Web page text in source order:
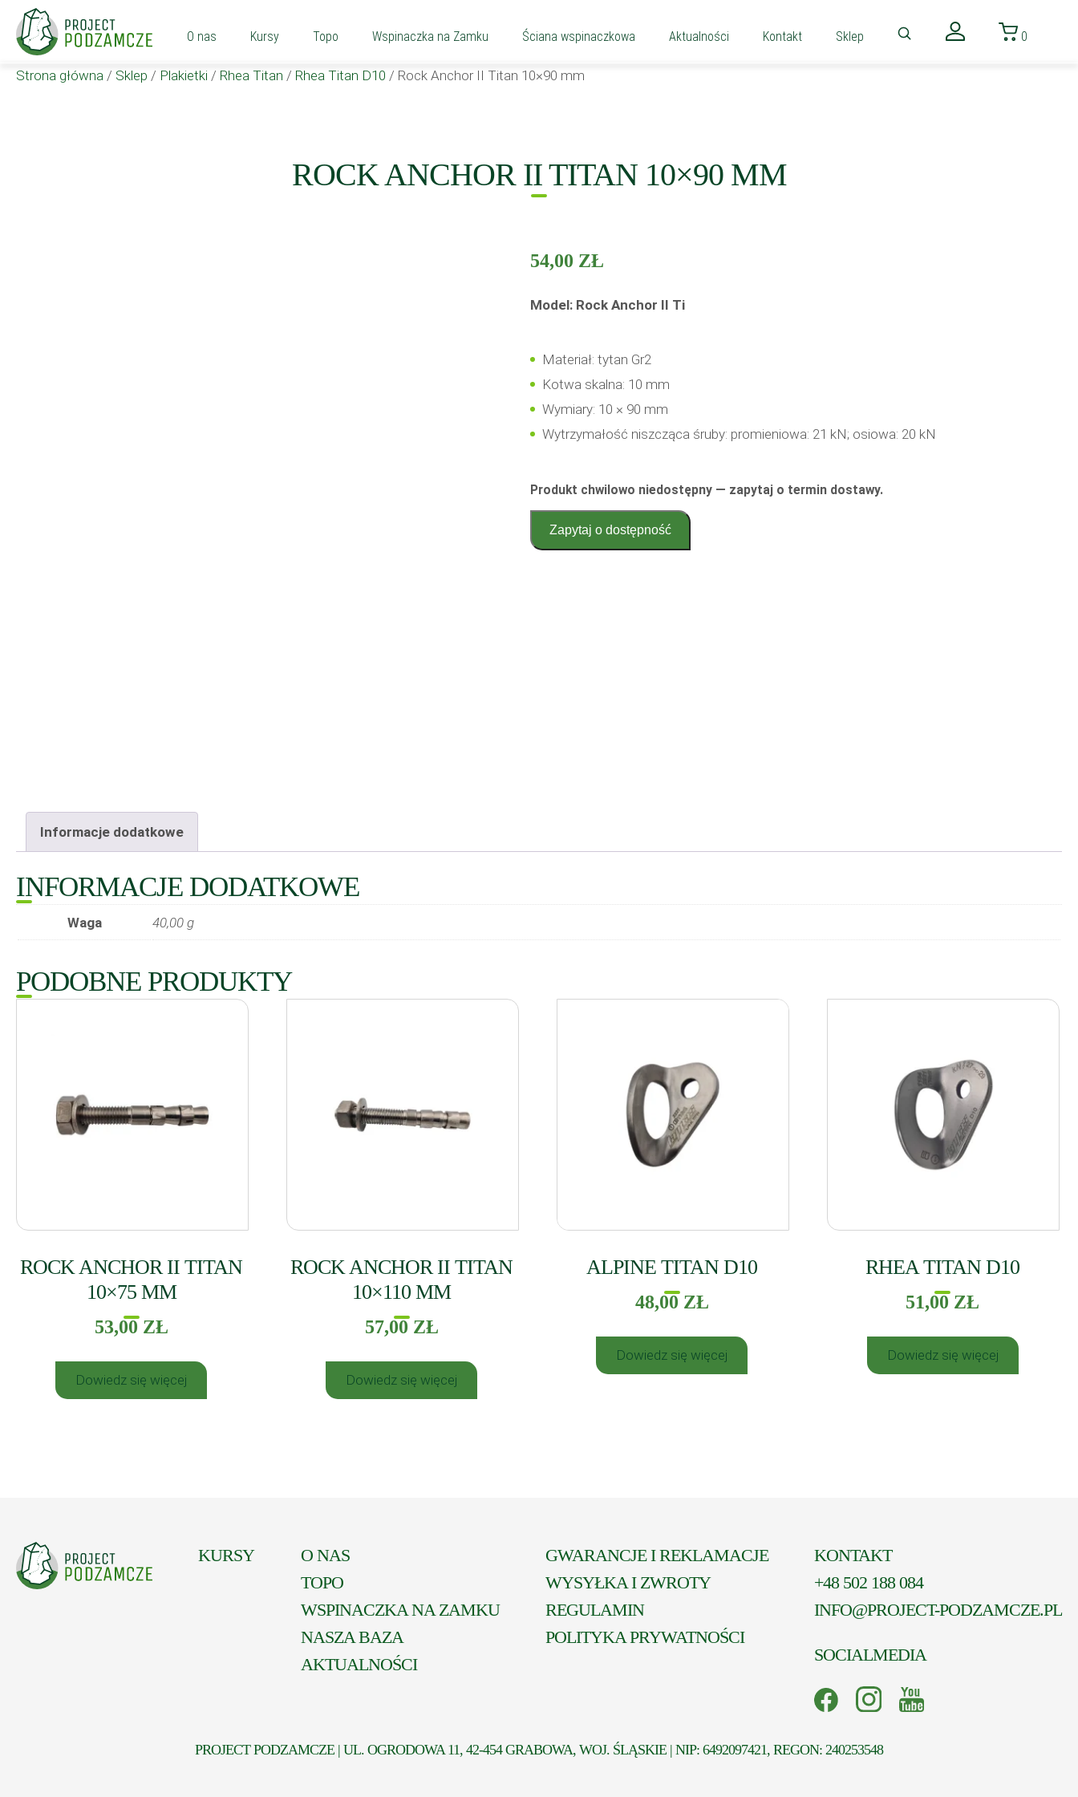
O nas Kursy Topo Wspinaczka na Zamku Ściana wspinaczkowa Aktualności Kontakt Sklep 0
Strona główna / Sklep / Plakietki / Rhea Titan / Rhea Titan D10 / Rock Anchor II Titan 10×90 mm
ROCK ANCHOR II TITAN 10×90 MM
54,00 ZŁ
Model: Rock Anchor II Ti
Materiał: tytan Gr2
Kotwa skalna: 10 mm
Wymiary: 10 × 90 mm
Wytrzymałość niszcząca śruby: promieniowa: 21 kN; osiowa: 20 kN
Produkt chwilowo niedostępny — zapytaj o termin dostawy.
Zapytaj o dostępność
Informacje dodatkowe
INFORMACJE DODATKOWE
Waga 40,00 g
PODOBNE PRODUKTY
ROCK ANCHOR II TITAN
10×75 MM
53,00 ZŁ
Dowiedz się więcej
ROCK ANCHOR II TITAN
10×110 MM
57,00 ZŁ
Dowiedz się więcej
ALPINE TITAN D10
48,00 ZŁ
Dowiedz się więcej
RHEA TITAN D10
51,00 ZŁ
Dowiedz się więcej
KURSY
O NAS
TOPO
WSPINACZKA NA ZAMKU
NASZA BAZA
AKTUALNOŚCI
GWARANCJE I REKLAMACJE
WYSYŁKA I ZWROTY
REGULAMIN
POLITYKA PRYWATNOŚCI
KONTAKT
+48 502 188 084
INFO@PROJECT-PODZAMCZE.PL
SOCIALMEDIA
PROJECT PODZAMCZE | UL. OGRODOWA 11, 42-454 GRABOWA, WOJ. ŚLĄSKIE | NIP: 6492097421, REGON: 240253548